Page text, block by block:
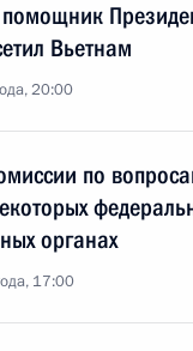
Вьетнам
20:00
по
органах
17:00